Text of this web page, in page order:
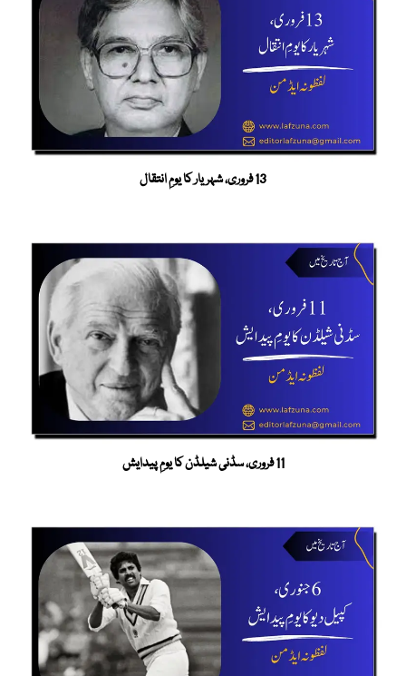
13 فروری، شہریار کا یومِ انتقال
11 فروری، سڈنی شیلڈن کا یومِ پیدایش